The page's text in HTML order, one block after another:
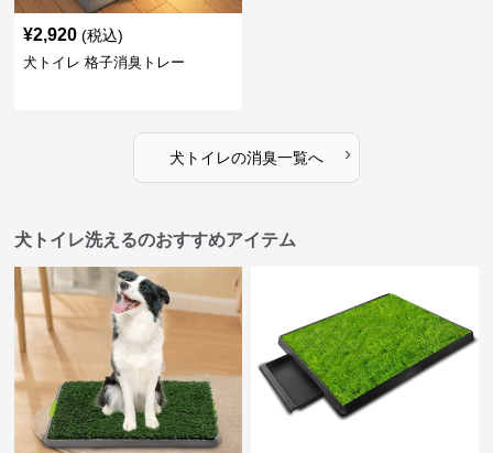
¥2,920 (税込)
犬トイレ 格子消臭トレー
犬トイレの消臭一覧へ ›
犬トイレ洗えるのおすすめアイテム